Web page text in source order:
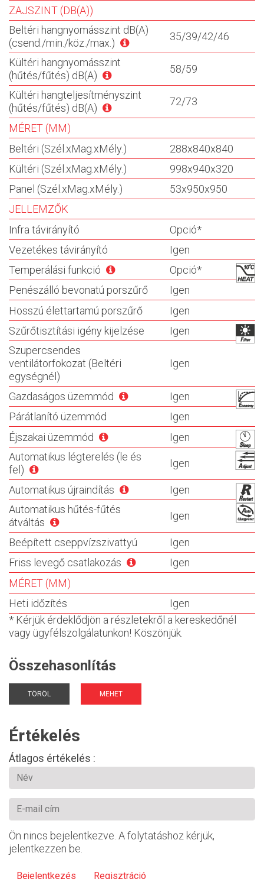
ZAJSZINT (DB(A))
Beltéri hangnyomásszint dB(A)
(csend./min./köz./max.)
35/39/42/46
Kültéri hangnyomásszint
(hűtés/fűtés) dB(A)
58/59
Kültéri hangteljesítményszint
(hűtés/fűtés) dB(A)
72/73
MÉRET (MM)
Beltéri (Szél.xMag.xMély.)
288x840x840
Kültéri (Szél.xMag.xMély.)
998x940x320
Panel (Szél.xMag.xMély.)
53x950x950
JELLEMZŐK
Infra távirányító
Opció*
Vezetékes távirányító
Igen
Temperálási funkció
Opció*
Penészálló bevonatú porszűrő
Igen
Hosszú élettartamú porszűrő
Igen
Szűrőtisztítási igény kijelzése
Igen
Szupercsendes
ventilátorfokozat (Beltéri
egységnél)
Igen
Gazdaságos üzemmód
Igen
Párátlanító üzemmód
Igen
Éjszakai üzemmód
Igen
Automatikus légterelés (le és
fel)
Igen
Automatikus újraindítás
Igen
Automatikus hűtés-fűtés
átváltás
Igen
Beépített cseppvízszivattyú
Igen
Friss levegő csatlakozás
Igen
MÉRET (MM)
Heti időzítés
Igen
* Kérjük érdeklődjön a részletekről a kereskedőnél
vagy ügyfélszolgálatunkon! Köszönjük.
Összehasonlítás
TÖRÖL MEHET
Értékelés
Átlagos értékelés :
Ön nincs bejelentkezve. A folytatáshoz kérjük,
jelentkezzen be.
Bejelentkezés Regisztráció